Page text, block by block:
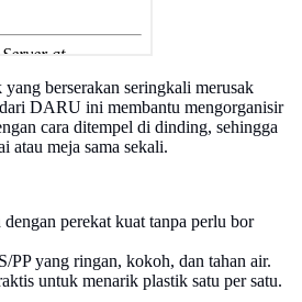
berserakan seringkali merusak
DARU ini membantu mengorganisir
cara ditempel di dinding, sehingga
atau meja sama sekali.
dengan perekat kuat tanpa perlu bor
PP yang ringan, kokoh, dan tahan air.
untuk menarik plastik satu per satu.